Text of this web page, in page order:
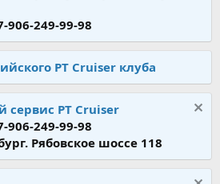
906-249-99-98
PT Cruiser клуба
сервис PT Cruiser
906-249-99-98
Рябовское шоссе 118